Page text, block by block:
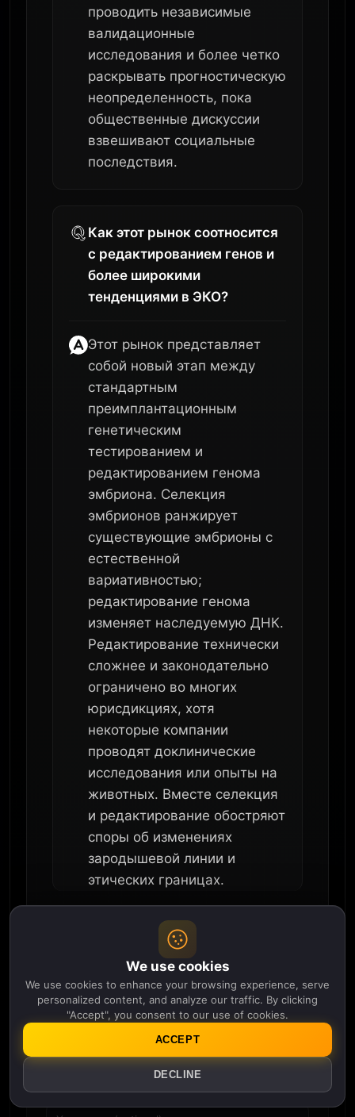
проводить независимые
валидационные
исследования и более четко
раскрывать прогностическую
неопределенность, пока
общественные дискуссии
взвешивают социальные
последствия.
Как этот рынок соотносится
с редактированием генов и
более широкими
тенденциями в ЭКО?
Этот рынок представляет
собой новый этап между
стандартным
преимплантационным
генетическим
тестированием и
редактированием генома
эмбриона. Селекция
эмбрионов ранжирует
существующие эмбрионы с
естественной
вариативностью;
редактирование генома
изменяет наследуемую ДНК.
Редактирование технически
сложнее и законодательно
ограничено во многих
юрисдикциях, хотя
некоторые компании
проводят доклинические
исследования или опыты на
животных. Вместе селекция
и редактирование обостряют
споры об изменениях
зародышевой линии и
этических границах.
Have a question about this article?
We use cookies
We use cookies to enhance your browsing experience, serve
personalized content, and analyze our traffic. By clicking
"Accept", you consent to our use of cookies.
DECLINE
ACCEPT